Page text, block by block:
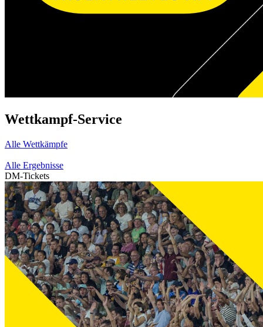
Wettkampf-Service
Alle Wettkämpfe
Alle Ergebnisse
DM-Tickets